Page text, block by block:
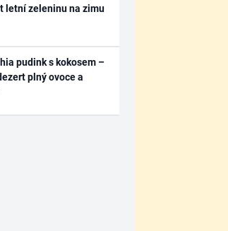
letní zeleninu na zimu
pudink s kokosem –
plný ovoce a